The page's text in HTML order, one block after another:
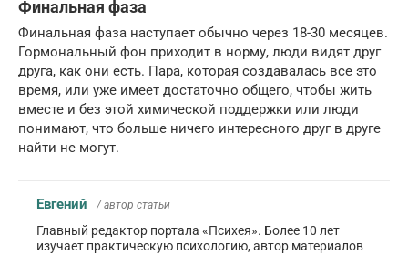
Финальная фаза
Финальная фаза наступает обычно через 18-30 месяцев.
Гормональный фон приходит в норму, люди видят друг
друга, как они есть. Пара, которая создавалась все это
время, или уже имеет достаточно общего, чтобы жить
вместе и без этой химической поддержки или люди
понимают, что больше ничего интересного друг в друге
найти не могут.
Евгений / автор статьи
Главный редактор портала «Психея». Более 10 лет
изучает практическую психологию, автор материалов